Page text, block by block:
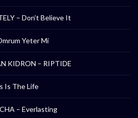
– Don’t Believe It
Yeter Mi
KIDRON – RIPTIDE
Is The Life
– Everlasting